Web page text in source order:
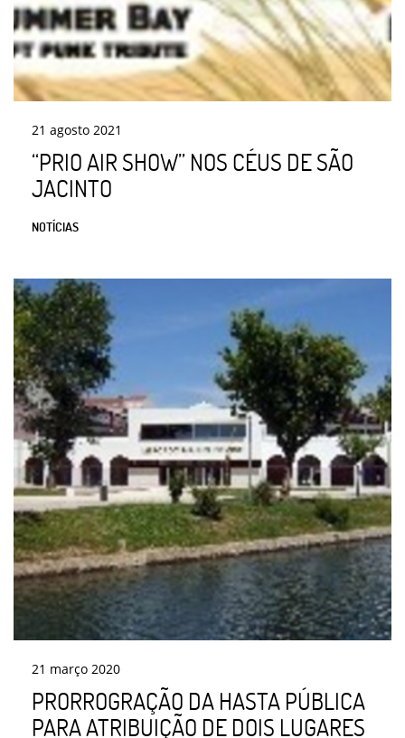
21 agosto 2021
“PRIO AIR SHOW” NOS CÉUS DE SÃO
JACINTO
NOTÍCIAS
21 março 2020
PRORROGRAÇÃO DA HASTA PÚBLICA
PARA ATRIBUIÇÃO DE DOIS LUGARES